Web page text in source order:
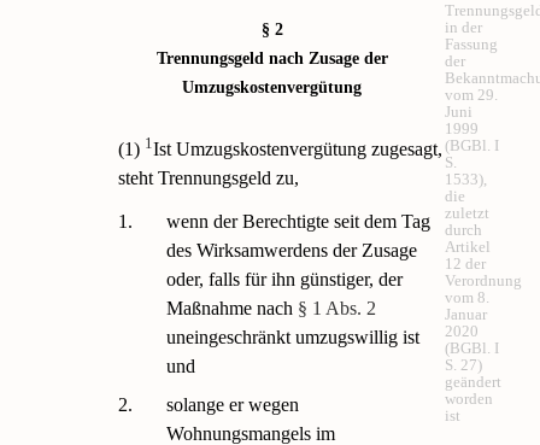
§ 2
Trennungsgeld nach Zusage der
Umzugskostenvergütung
in der
Fassung
der
vom 29.
Juni
1999
(BGBl. I
S.
1533),
die
zuletzt
durch
Artikel
12 der
Verordnung
vom 8.
Januar
2020
(BGBl. I
S. 27)
geändert
worden
ist
(1) 1Ist Umzugskostenvergütung zugesagt,
steht Trennungsgeld zu,
1.
wenn der Berechtigte seit dem Tag
des Wirksamwerdens der Zusage
oder, falls für ihn günstiger, der
Maßnahme nach § 1 Abs. 2
uneingeschränkt umzugswillig ist
und
2.
solange er wegen
Wohnungsmangels im